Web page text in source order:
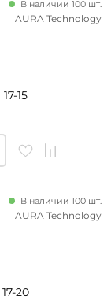
15
В наличии 100 шт.
AURA Technology
20
В наличии 100 шт.
AURA Technology